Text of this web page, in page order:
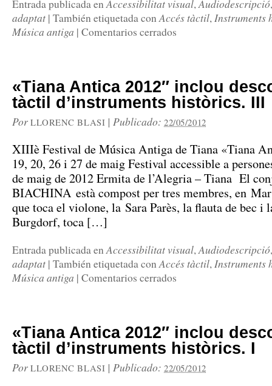
Entrada publicada enAccessibilitat visual,Audiodescripció
adaptat | También etiquetada conAccés tàctil,Instruments
Música antiga | Comentarios cerrados
«Tiana Antica 2012″ inclou
tàctil d’instruments històrics. III
Por LLORENC BLASI |Publicado:22/05/2012
XIIIè Festival de Música Antiga de Tiana «Tiana
19, 20, 26 i 27 de maig Festival accessible a
de maig de 2012 Ermita de l’Alegria – Tiana El
BIACHINA està compost per tres membres, en
que toca el violone, la Sara Parès, la flauta de bec i
Burgdorf, toca […]
Entrada publicada enAccessibilitat visual,Audiodescripció
adaptat | También etiquetada conAccés tàctil,Instruments
Música antiga | Comentarios cerrados
«Tiana Antica 2012″ inclou
tàctil d’instruments històrics. I
Por LLORENC BLASI |Publicado:22/05/2012